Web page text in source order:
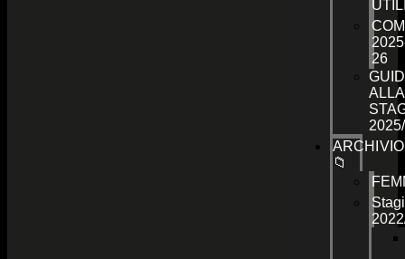
26
ALLA
ARCHIVIO
📁